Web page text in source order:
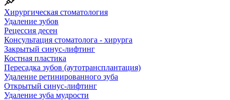
Хирургическая стоматология
Удаление зубов
Рецессия десен
Консультация стоматолога - хирурга
Закрытый синус-лифтинг
Костная пластика
Пересадка зубов (аутотрансплантация)
Удаление ретинированного зуба
Открытый синус-лифтинг
Удаление зуба мудрости